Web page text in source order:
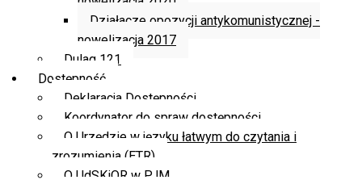
Działacze opozycji antykomunistycznej -
nowelizacja 2017
Dulag 121
Dostępność
Deklaracja Dostępności
Koordynator do spraw dostępności
O Urzędzie w języku łatwym do czytania i
zrozumienia (ETR)
O UdSKiOR w PJM